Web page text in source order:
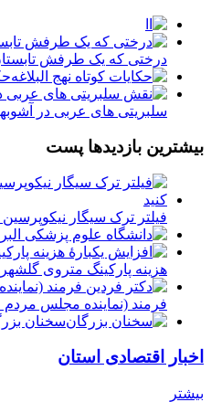
درختی که یک طرفش
سلبریتی های عربی در
بیشترین بازدیدها پست
فیلتر ترک سیگار نیکوپرسین
هزینه پارکینگ متروی گلشهر
فرمند (نماينده مجلس مردم
سخنان
اخبار اقتصادی استان
بیشتر